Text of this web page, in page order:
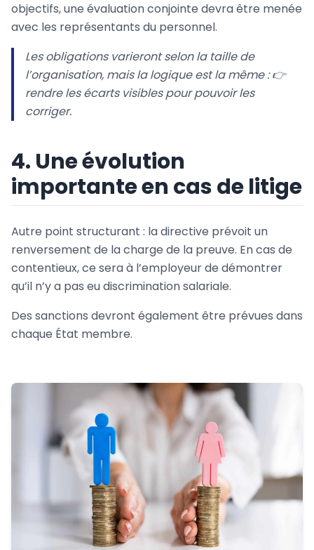
objectifs, une évaluation conjointe devra être menée
avec les représentants du personnel.
Les obligations varieront selon la taille de
l’organisation, mais la logique est la même : 👉
rendre les écarts visibles pour pouvoir les
corriger.
4. Une évolution
importante en cas de litige
Autre point structurant : la directive prévoit un
renversement de la charge de la preuve. En cas de
contentieux, ce sera à l’employeur de démontrer
qu’il n’y a pas eu discrimination salariale.
Des sanctions devront également être prévues dans
chaque État membre.